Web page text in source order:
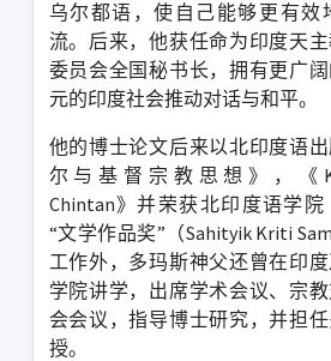
乌尔都语，使自己能够更有效
流。后来，他获任命为印度天
委员会全国秘书长，拥有更广
元的印度社会推动对话与和平。
他的博士论文后来以北印度语
尔与基督宗教思想》，《
Chintan》并荣获北印度语学院
“文学作品奖” （Sahityik Kriti
工作外，多玛斯神父还曾在印
学院讲学，出席学术会议、宗
会会议，指导博士研究，并担
授。